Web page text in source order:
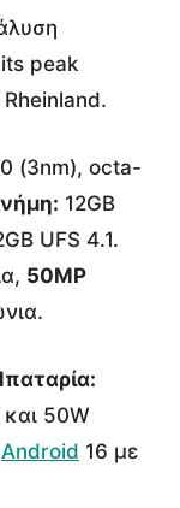
peak
Rheinland.
(3nm), octa-
12GB
UFS 4.1.
50MP
50W
Android 16 με